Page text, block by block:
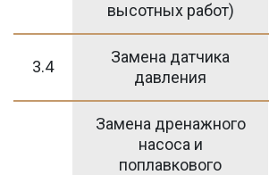
высотных работ)
3.4
Замена датчика
давления
Замена дренажного
насоса и
поплавкового